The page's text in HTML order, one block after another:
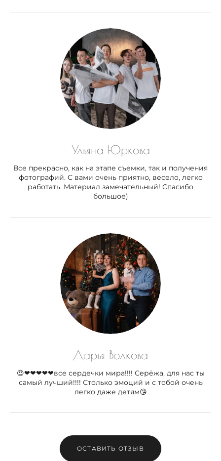
Ульяна Юркова
Все прекрасно, как на этапе съемки, так и получения
фотографий. С вами очень приятно, весело, легко
работать. Материал замечательный! Спасибо
большое)
Дарья Волкова
😍❤❤❤❤❤все сердечки мира!!!! Серёжа, для нас ты
самый лучший!!!! Столько эмоций и с тобой очень
легко даже детям😘
ОСТАВИТЬ ОТЗЫВ